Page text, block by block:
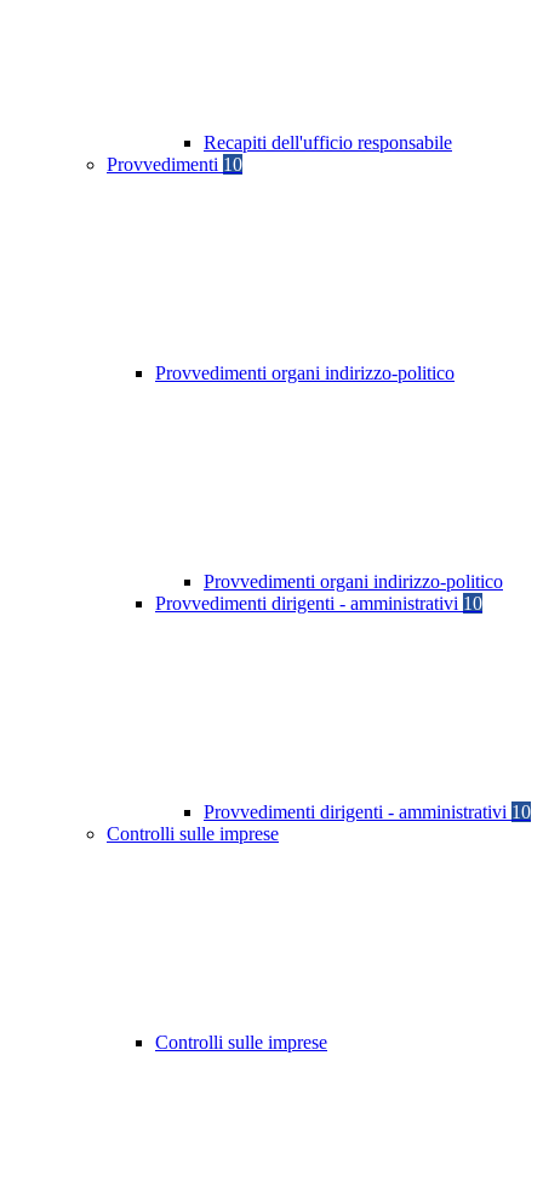
Recapiti dell'ufficio responsabile
Provvedimenti 10
Provvedimenti organi indirizzo-politico
Provvedimenti organi indirizzo-politico
Provvedimenti dirigenti - amministrativi 10
Provvedimenti dirigenti - amministrativi 10
Controlli sulle imprese
Controlli sulle imprese